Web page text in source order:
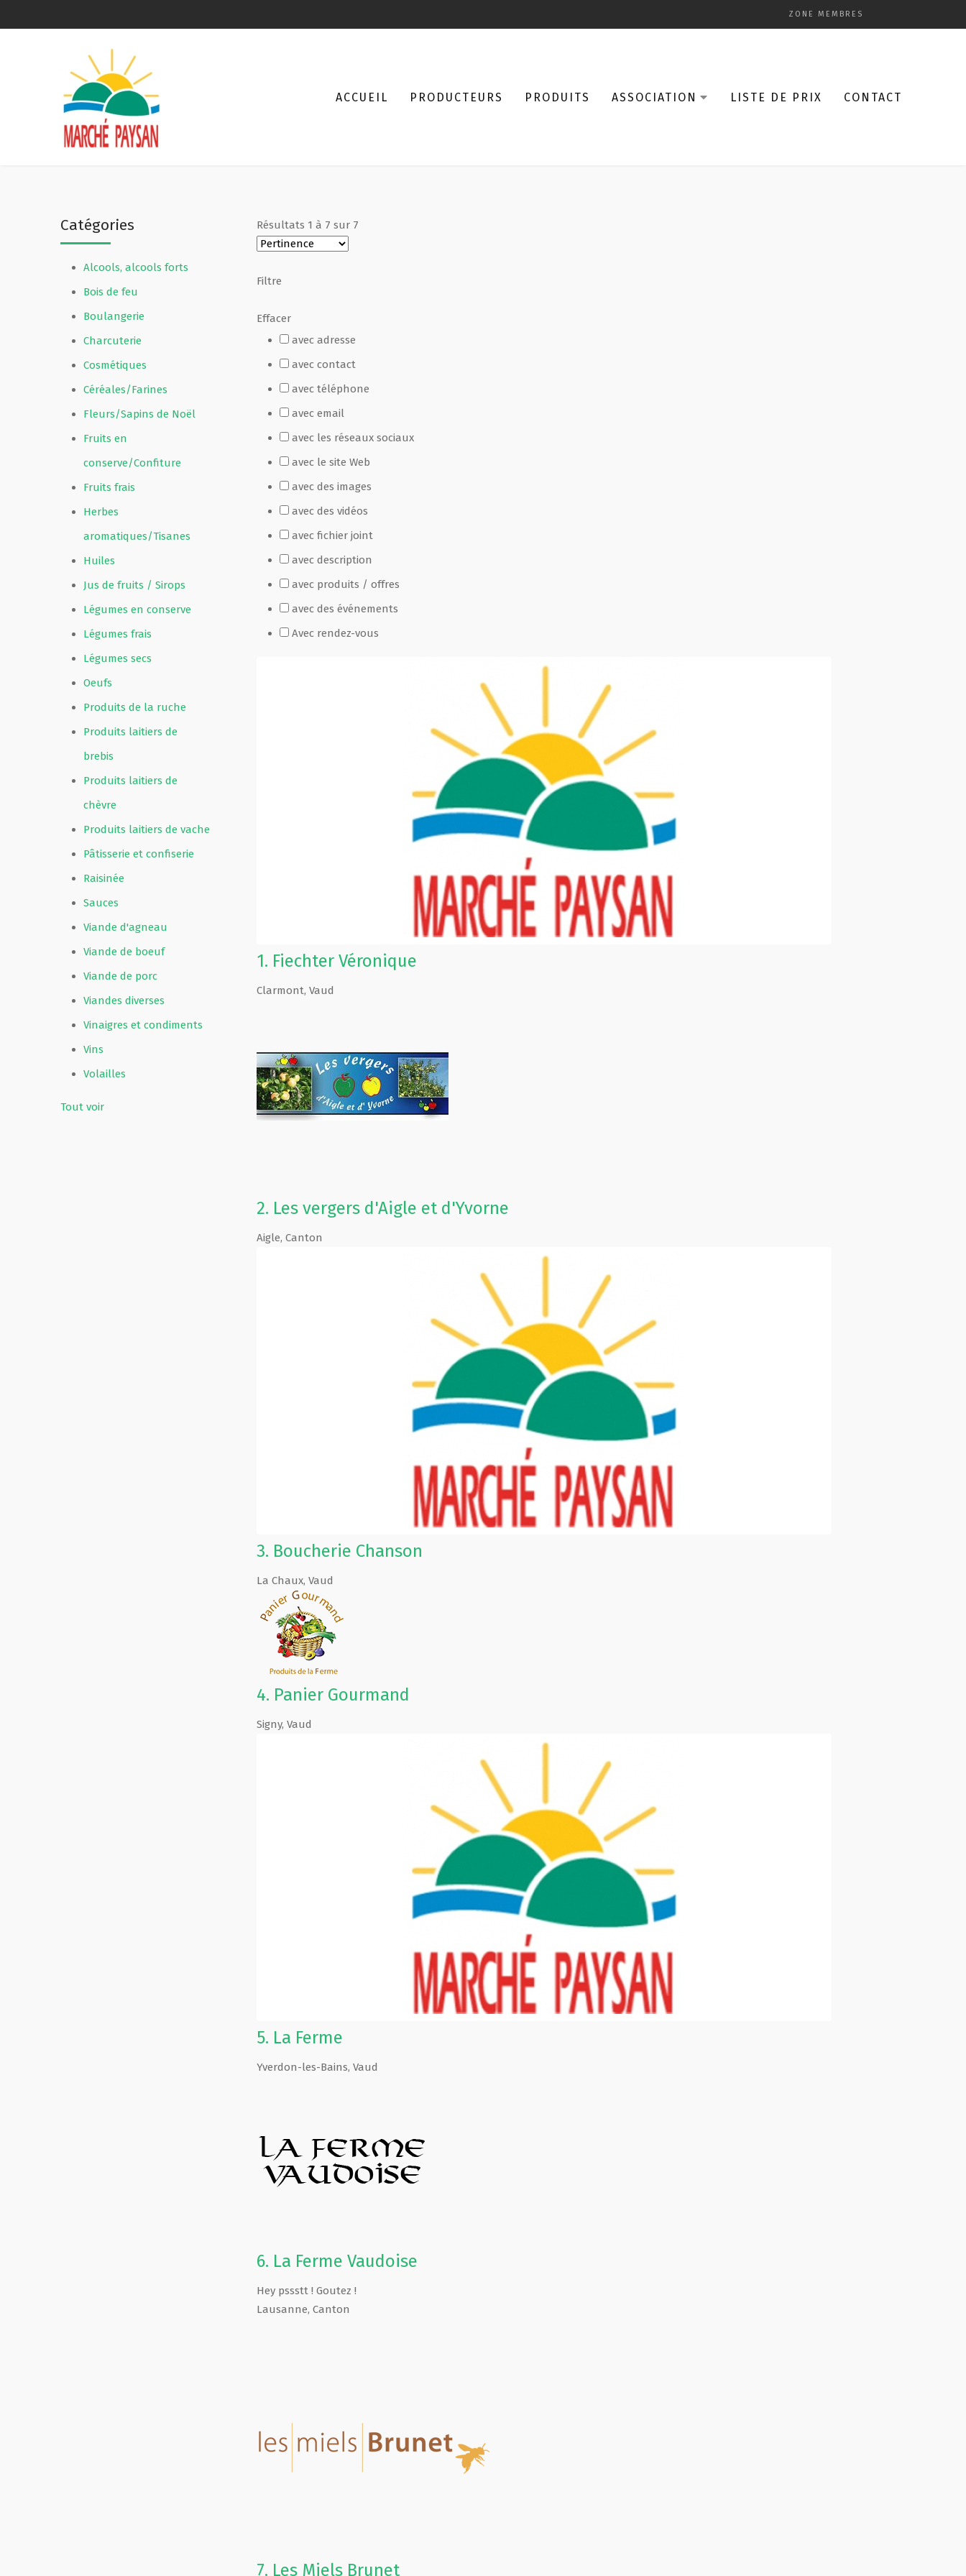
ZONE MEMBRES
ACCUEIL PRODUCTEURS PRODUITS ASSOCIATION LISTE DE PRIX CONTACT
Catégories
Alcools, alcools forts
Bois de feu
Boulangerie
Charcuterie
Cosmétiques
Céréales/Farines
Fleurs/Sapins de Noël
Fruits en
conserve/Confiture
Fruits frais
Herbes
aromatiques/Tisanes
Huiles
Jus de fruits / Sirops
Légumes en conserve
Légumes frais
Légumes secs
Oeufs
Produits de la ruche
Produits laitiers de
brebis
Produits laitiers de
chèvre
Produits laitiers de vache
Pâtisserie et confiserie
Raisinée
Sauces
Viande d'agneau
Viande de boeuf
Viande de porc
Viandes diverses
Vinaigres et condiments
Vins
Volailles
Tout voir
Résultats 1 à 7 sur 7
Filtre
Effacer
avec adresse
avec contact
avec téléphone
avec email
avec les réseaux sociaux
avec le site Web
avec des images
avec des vidéos
avec fichier joint
avec description
avec produits / offres
avec des événements
Avec rendez-vous
1. Fiechter Véronique
Clarmont, Vaud
2. Les vergers d'Aigle et d'Yvorne
Aigle, Canton
3. Boucherie Chanson
La Chaux, Vaud
4. Panier Gourmand
Signy, Vaud
5. La Ferme
Yverdon-les-Bains, Vaud
6. La Ferme Vaudoise
Hey pssstt ! Goutez !
Lausanne, Canton
7. Les Miels Brunet
Qui sommes-nous ?
Devenir membre
Revue de presse
Guide de la vente directe
Fête Marché Paysan